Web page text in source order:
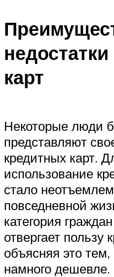
карт
Некоторые люди
представляют
кредитных карт.
использование
стало
повседневной
категория
отвергает пользу
объясняя это тем,
намного дешевле.